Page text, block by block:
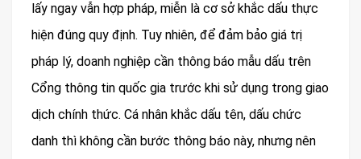
lấy ngay vẫn hợp pháp, miễn là cơ sở khắc dấu thực
hiện đúng quy định. Tuy nhiên, để đảm bảo giá trị
pháp lý, doanh nghiệp cần thông báo mẫu dấu trên
Cổng thông tin quốc gia trước khi sử dụng trong giao
dịch chính thức. Cá nhân khắc dấu tên, dấu chức
danh thì không cần bước thông báo này, nhưng nên